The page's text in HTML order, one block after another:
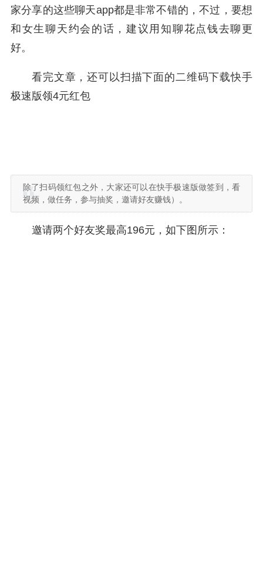
家分享的这些聊天app都是非常不错的，不过，要想
和女生聊天约会的话，建议用知聊花点钱去聊更
好。
看完文章，还可以扫描下面的二维码下载快手
极速版领4元红包
除了扫码领红包之外，大家还可以在快手极速版做签到，看
视频，做任务，参与抽奖，邀请好友赚钱）。
邀请两个好友奖最高196元，如下图所示：